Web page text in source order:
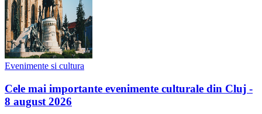
Evenimente si cultura
Cele mai importante evenimente culturale din Cluj -
8 august 2026